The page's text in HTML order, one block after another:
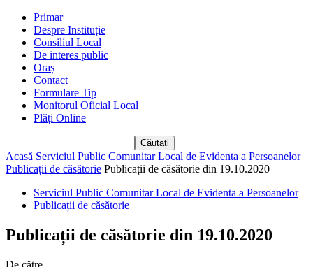
Primar
Despre Instituție
Consiliul Local
De interes public
Oraș
Contact
Formulare Tip
Monitorul Oficial Local
Plăți Online
Acasă Serviciul Public Comunitar Local de Evidenta a Persoanelor
Publicații de căsătorie Publicații de căsătorie din 19.10.2020
Serviciul Public Comunitar Local de Evidenta a Persoanelor
Publicații de căsătorie
Publicații de căsătorie din 19.10.2020
De către